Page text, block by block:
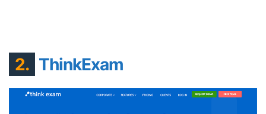
2. ThinkExam